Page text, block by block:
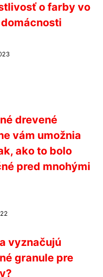
o farby vo
drevené
vám umožnia
ako to bolo
pred mnohými
vyznačujú
granule pre